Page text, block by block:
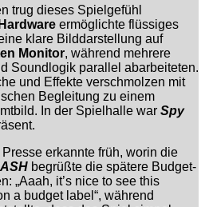
trug dieses Spielgefühl
ermöglichte flüssiges
klare Bilddarstellung auf
Monitor, während mehrere
Soundlogik parallel abarbeiteten.
und Effekte verschmolzen mit
Begleitung zu einem
In der Spielhalle war Spy
erkannte früh, worin die
begrüßte die spätere Budget-
„Aaah, it’s nice to see this
a budget label“, während